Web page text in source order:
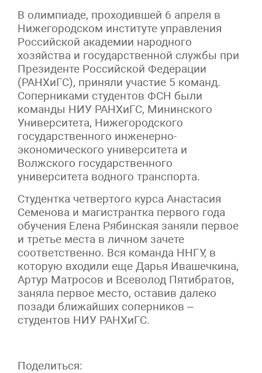
В олимпиаде, проходившей 6 апреля в
Нижегородском институте управления
Российской академии народного
хозяйства и государственной службы при
Президенте Российской Федерации
(РАНХиГС), приняли участие 5 команд.
Соперниками студентов ФСН были
команды НИУ РАНХиГС, Мининского
Университета, Нижегородского
государственного инженерно-
экономического университета и
Волжского государственного
университета водного транспорта.
Студентка четвертого курса Анастасия
Семенова и магистрантка первого года
обучения Елена Рябинская заняли первое
и третье места в личном зачете
соответственно. Вся команда ННГУ, в
которую входили еще Дарья Ивашечкина,
Артур Матросов и Всеволод Пятибратов,
заняла первое место, оставив далеко
позади ближайших соперников –
студентов НИУ РАНХиГС.
Поделиться: